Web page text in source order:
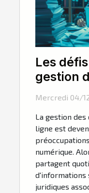
Les
gestion
Mercredi 04/
La gestion
ligne est
numérique.
partagent
d'informations
juridiques